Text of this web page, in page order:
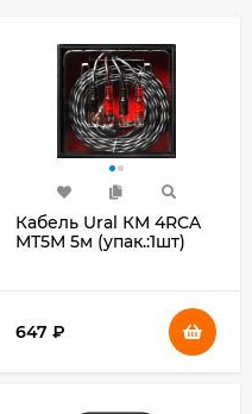
Кабель Ural КМ 4RCA
МТ5М 5м (упак.:1шт)
647 ₽